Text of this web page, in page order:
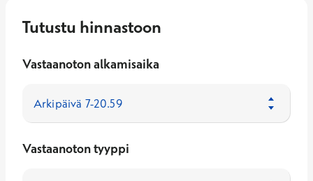
Tutustu hinnastoon
Vastaanoton alkamisaika
Vastaanoton tyyppi